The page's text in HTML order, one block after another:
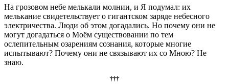
На грозовом небе мелькали молнии, и Я подумал: их
мелькание свидетельствует о гигантском заряде небесного
электричества. Люди об этом догадались. Но почему они не
могут догадаться о Моём существовании по тем
ослепительным озарениям сознания, которые многие
испытывают? Почему они не связывают их со Мною? Не
знаю.
†††